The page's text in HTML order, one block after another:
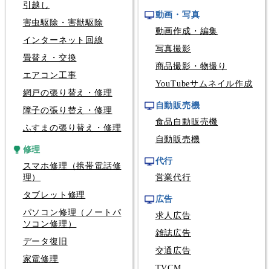
引越し
害虫駆除・害獣駆除
インターネット回線
畳替え・交換
エアコン工事
網戸の張り替え・修理
障子の張り替え・修理
ふすまの張り替え・修理
修理
スマホ修理（携帯電話修
理）
タブレット修理
パソコン修理（ノートパ
ソコン修理）
データ復旧
家電修理
動画・写真
動画作成・編集
写真撮影
商品撮影・物撮り
YouTubeサムネイル作成
自動販売機
食品自動販売機
自動販売機
代行
営業代行
広告
求人広告
雑誌広告
交通広告